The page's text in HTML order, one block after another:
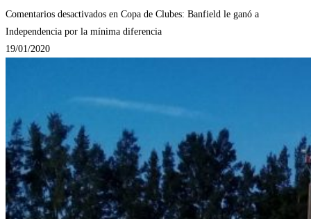
Comentarios desactivados en Copa de Clubes: Banfield le ganó a
Independencia por la mínima diferencia
19/01/2020